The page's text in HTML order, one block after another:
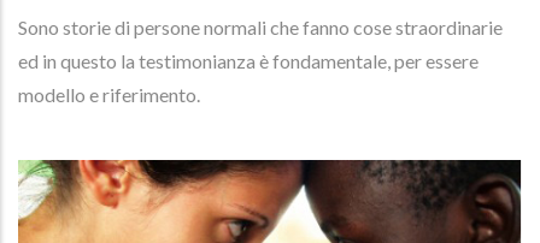
Sono storie di persone normali che fanno cose straordinarie
ed in questo la testimonianza è fondamentale, per essere
modello e riferimento.